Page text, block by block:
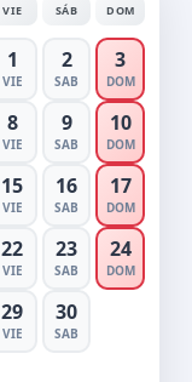
VIE SÁB DOM
1
VIE
2
SAB
3
DOM
8
VIE
9
SAB
10
DOM
15
VIE
16
SAB
17
DOM
22
VIE
23
SAB
24
DOM
29
VIE
30
SAB